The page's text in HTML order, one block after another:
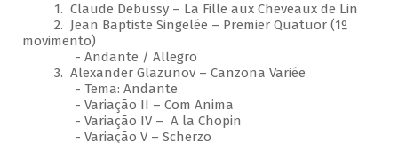
1. Claude Debussy – La Fille aux Cheveaux de Lin
2. Jean Baptiste Singelée – Premier Quatuor (1º
movimento)
- Andante / Allegro
3. Alexander Glazunov – Canzona Variée
- Tema: Andante
- Variação II – Com Anima
- Variação IV – A la Chopin
- Variação V – Scherzo